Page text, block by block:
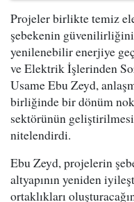
Projeler birlikte temiz
şebekenin
yenilenebilir enerjiye
ve Elektrik İşlerinden
Usame Ebu Zeyd,
birliğinde bir dönüm
sektörünün
nitelendirdi.
Ebu Zeyd, projelerin
altyapının yeniden
ortaklıkları